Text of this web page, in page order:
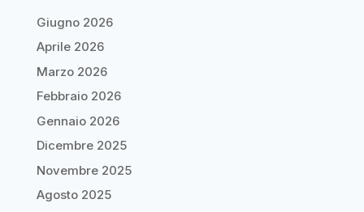
Giugno 2026
Aprile 2026
Marzo 2026
Febbraio 2026
Gennaio 2026
Dicembre 2025
Novembre 2025
Agosto 2025